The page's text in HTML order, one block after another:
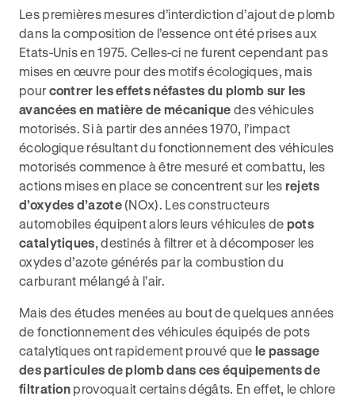
Les premières mesures d’interdiction d’ajout de plomb
dans la composition de l’essence ont été prises aux
Etats-Unis en 1975. Celles-ci ne furent cependant pas
mises en œuvre pour des motifs écologiques, mais
pour contrer les effets néfastes du plomb sur les
avancées en matière de mécanique des véhicules
motorisés. Si à partir des années 1970, l’impact
écologique résultant du fonctionnement des véhicules
motorisés commence à être mesuré et combattu, les
actions mises en place se concentrent sur les rejets
d’oxydes d’azote(NOx). Les constructeurs
automobiles équipent alors leurs véhicules de pots
catalytiques, destinés à filtrer et à décomposer les
oxydes d’azote générés par la combustion du
carburant mélangé à l’air.
Mais des études menées au bout de quelques années
de fonctionnement des véhicules équipés de pots
catalytiques ont rapidement prouvé que le passage
des particules de plomb dans ces équipements de
filtration provoquait certains dégâts. En effet, le chlore